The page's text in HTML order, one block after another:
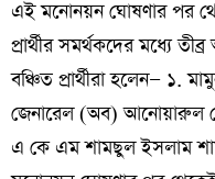
এই মনোনয়ন ঘোষণার পর
প্রার্থীর সমর্থকদের মধ্যে
বঞ্চিত প্রার্থীরা হলেন— ১.
জেনারেল (অব) আনোয়ারুল
এ কে এম শামছুল ইসলাম